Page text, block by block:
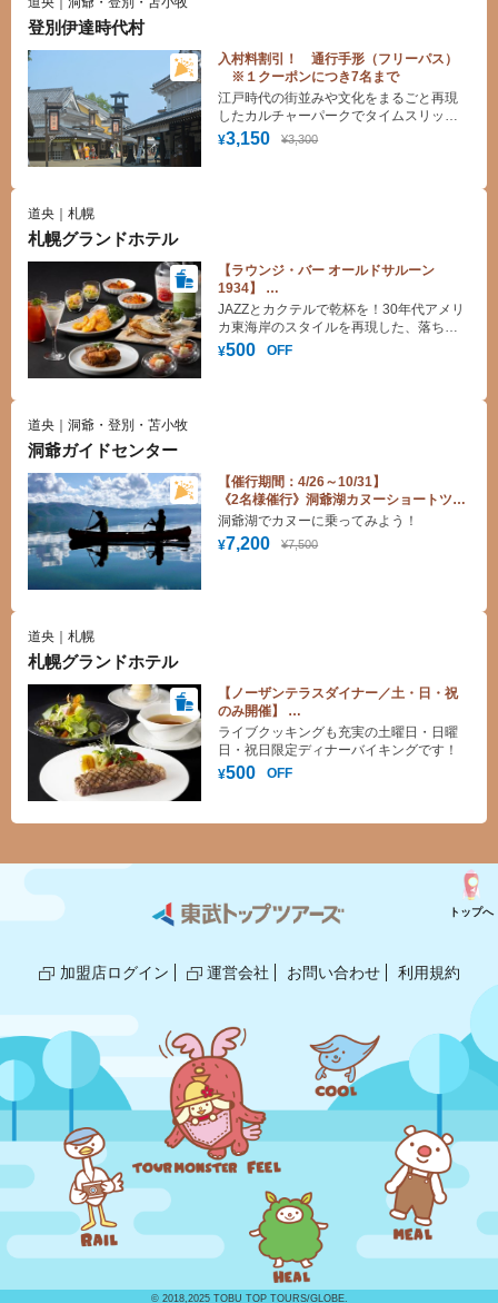
登別伊達時代村
入村料割引！ 通行手形（フリーパス）
※１クーポンにつき7名まで
¥3,150 ¥3,300
江戸時代の街並みや文化をまるごと再現
したカルチャーパークでタイムスリップ
体験！ 迫力の忍者アクションショーは必
見です。
道央｜札幌
札幌グランドホテル
【ラウンジ・バー オールドサルーン
1934】
フリーブルプラン お会計総額より500円
引き
¥500 OFF
JAZZとカクテルで乾杯を！30年代アメリ
カ東海岸のスタイルを再現した、落ち着
いた雰囲気の空間で至福の時間をお愉し
道央｜洞爺・登別・苫小牧
洞爺ガイドセンター
【催行期間：4/26～10/31】
《2名様催行》洞爺湖カヌーショートツー
リング体験料金割引♪
¥7,200 ¥7,500
洞爺湖でカヌーに乗ってみよう！
道央｜札幌
札幌グランドホテル
【ノーザンテラスダイナー／土・日・祝
のみ開催】
ディナーバイキングお会計総額より500円
引き
¥500 OFF
ライブクッキングも充実の土曜日・日曜
日・祝日限定ディナーバイキングです！
加盟店ログイン 運営会社 お問い合わせ 利用規約
トップへ
© 2018,2025 TOBU TOP TOURS/GLOBE.